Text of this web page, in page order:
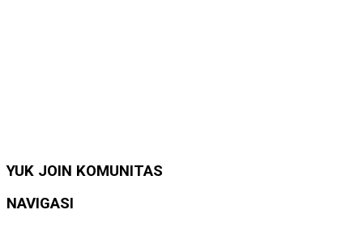
YUK JOIN KOMUNITAS
NAVIGASI